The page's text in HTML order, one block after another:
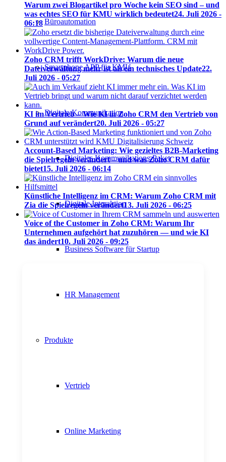
Büroautomation
Smartphone APP für KMU
Digitale Kommunikation
Digitales Kommunikations-Paket
Digitale Interaktion
Business Software für Startup
HR Management
Produkte
Vertrieb
Online Marketing
Warum zwei Blogartikel pro Woche kein SEO sind – und
was echtes SEO für KMU wirklich bedeutet24. Juli 2026 -
06:18
Zoho CRM trifft WorkDrive: Warum die neue
Dateiverwaltung mehr ist als ein technisches Update22.
Juli 2026 - 05:27
KI im Vertrieb – Wie KI in Zoho CRM den Vertrieb von
Grund auf verändert20. Juli 2026 - 05:27
Account-Based Marketing: Wie gezieltes B2B-Marketing
die Spielregeln verändert – und was Zoho CRM dafür
bietet15. Juli 2026 - 06:14
Künstliche Intelligenz im CRM: Warum Zoho CRM mit
Zia die Spielregeln verändert13. Juli 2026 - 06:25
Voice of the Customer in Zoho CRM: Warum Ihr
Unternehmen aufgehört hat zuzuhören — und wie KI
das ändert10. Juli 2026 - 09:25